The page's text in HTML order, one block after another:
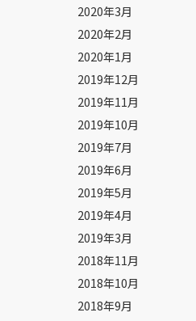
2020年3月
2020年2月
2020年1月
2019年12月
2019年11月
2019年10月
2019年7月
2019年6月
2019年5月
2019年4月
2019年3月
2018年11月
2018年10月
2018年9月